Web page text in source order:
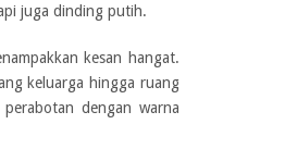
juga dinding putih.
kesan hangat.
keluarga hingga ruang
dengan warna